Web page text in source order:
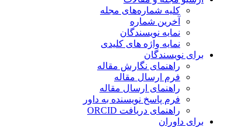
کلیه شماره‌های مجله
آخرین شماره
نمایه نویسندگان
نمایه واژه های کلیدی
برای نویسندگان
راهنمای نگارش مقاله
فرم ارسال مقاله
راهنمای ارسال مقاله
فرم پاسخ نویسنده به داور
راهنمای دریافت ORCID
برای داوران